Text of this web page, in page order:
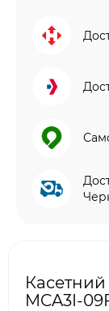
MCA3I-